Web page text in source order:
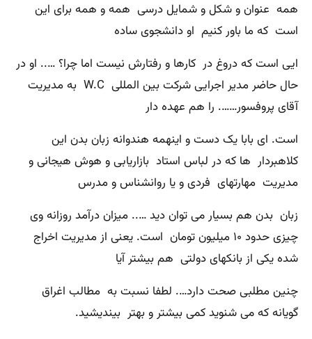
همه عنوان و شکل و شمایل درسی همه و همه برای این
است که ما باور کنیم او دانشجوی ساده
ایی است که دروغ در کارها و رفتارش نیست اما چرا؟ ….. او در
حال حاضر مدیر اجرایی شرکت بین المللی W.C به مدیریت
آقای پروفسور……. را هم عهده دار
است. ای بابا یک دست و اینهمه هندوانه زبان بدن این
کلاهبردار ها که در لباس استاد بازاریابی و هوش هیجانی و
مدیریت مهارتهای فردی و یا روانشناس و مدرس
زبان بدن هم بسیار می توان دید ….. میزان درآمد روزانه وی
چیزی حدود ۱۰ میلیون تومان است. یعنی از مدیریت اخراج
شده یکی از بانکهای دولتی هم بیشتر آیا
چنین مطلبی صحت دارد…. لطفا نسبت به مطالب اغراق
گویانه که می شنوید کمی بیشتر و بهتر بیندیشید.